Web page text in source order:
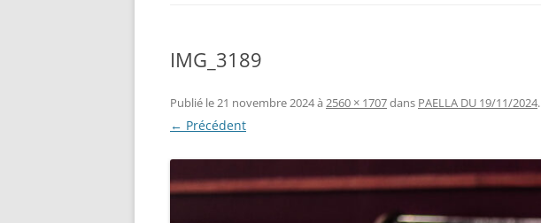
IMG_3189
Publié le21 novembre 2024à 2560 × 1707dans PAELLA DU 19/11/2024.
← Précédent